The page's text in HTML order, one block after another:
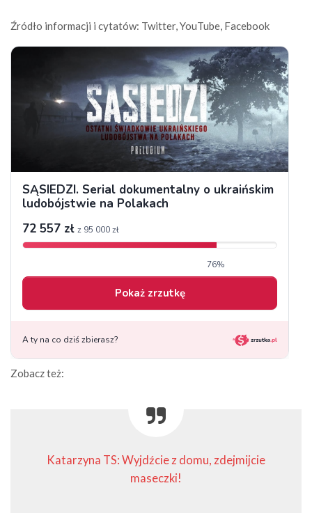
Źródło informacji i cytatów: Twitter, YouTube, Facebook
Zobacz też:
Katarzyna TS: Wyjdźcie z domu, zdejmijcie
maseczki!